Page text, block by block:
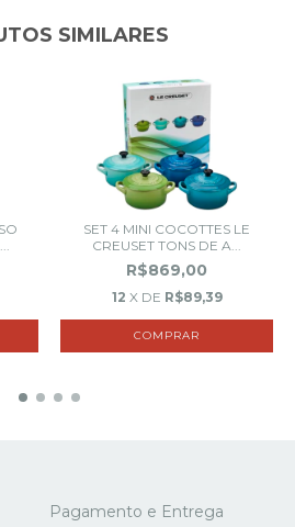
SIMILARES
SET 4 MINI COCOTTES LE
CREUSET TONS DE A...
R$869,00
12 X DE R$89,39
Pagamento e Entrega